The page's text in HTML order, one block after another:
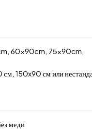
60x90cm, 75x90cm,
150x90 см или
меди